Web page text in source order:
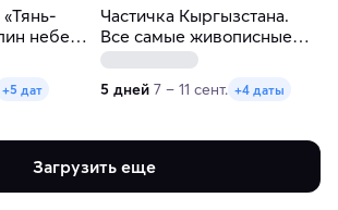
небес.
+5 дат
Частичка Кыргызстана.
Все самые живописные
озера Кыргызстана за пять
5 дней 7 – 11 сент. +4 даты
Загрузить еще